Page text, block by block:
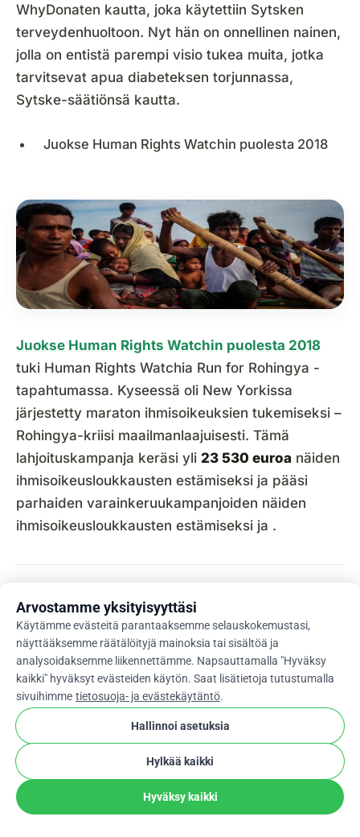
WhyDonaten kautta, joka käytettiin Sytsken
terveydenhuoltoon. Nyt hän on onnellinen nainen,
jolla on entistä parempi visio tukea muita, jotka
tarvitsevat apua diabeteksen torjunnassa,
Sytske-säätiönsä kautta.
Juokse Human Rights Watchin puolesta 2018
Juokse Human Rights Watchin puolesta 2018
tuki Human Rights Watchia Run for Rohingya -
tapahtumassa. Kyseessä oli New Yorkissa
järjestetty maraton ihmisoikeuksien tukemiseksi –
Rohingya-kriisi maailmanlaajuisesti. Tämä
lahjoituskampanja keräsi yli 23 530 euroa näiden
ihmisoikeusloukkausten estämiseksi ja pääsi
parhaiden varainkeruukampanjoiden näiden
ihmisoikeusloukkausten estämiseksi ja .
Onnistunut Varainhankinta
Kampanjat – 2017
Varainhankintakampanjat – Dam to Dam Loop
Arvostamme yksityisyyttäsi
Käytämme evästeitä parantaaksemme selauskokemustasi,
näyttääksemme räätälöityjä mainoksia tai sisältöä ja
analysoidaksemme liikennettämme. Napsauttamalla "Hyväksy
kaikki" hyväksyt evästeiden käytön. Saat lisätietoja tutustumalla
sivuihimme tietosuoja- ja evästekäytäntö.
Hallinnoi asetuksia
Hylkää kaikki
Hyväksy kaikki